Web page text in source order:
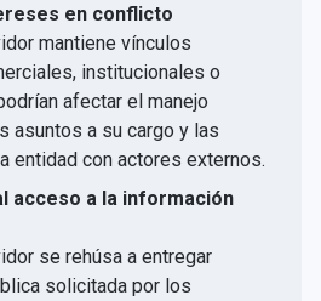
en conflicto
mantiene vínculos
institucionales o
afectar el manejo
asuntos a su cargo y las
entidad con actores externos.
acceso a la información
se rehúsa a entregar
solicitada por los